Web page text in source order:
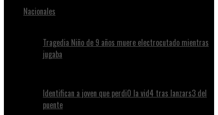
Nacionales
Tragedia Niño de 9 años muere electrocutado mientras
jugaba
Identifican a joven que perdi0 la vid4 tras lanzars3 del
puente